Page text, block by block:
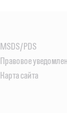
MSDS/PDS
Правовое
Карта сайта